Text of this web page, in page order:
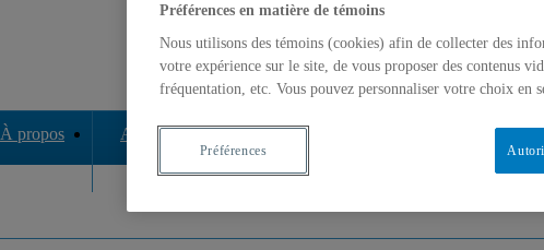
À propos Axes de recherche Chercheur-e-s Publications
Préférences en matière de témoins
Nous utilisons des témoins (cookies) afin de collecter des
votre expérience sur le site, de vous proposer des contenus
fréquentation, etc. Vous pouvez personnaliser votre choix en
Préférences